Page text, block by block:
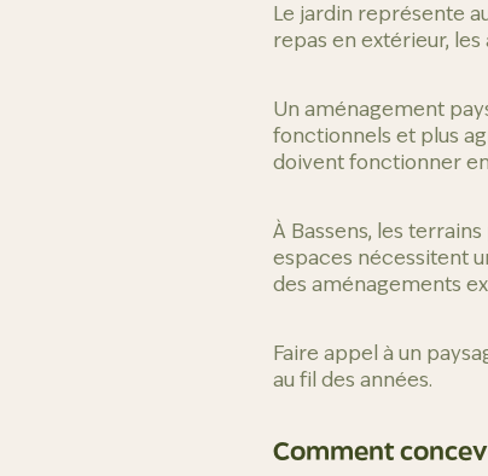
Le jardin représente
repas en extérieur,
Un aménagement
fonctionnels et plus
doivent fonctionner
À Bassens, les
espaces nécessitent
des aménagements
Faire appel à un
au fil des années.
Comment